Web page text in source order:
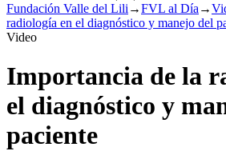
Fundación Valle del Lili →FVL al Día →
radiología en el diagnóstico y manejo del
Video
Importancia de la
el diagnóstico y
paciente